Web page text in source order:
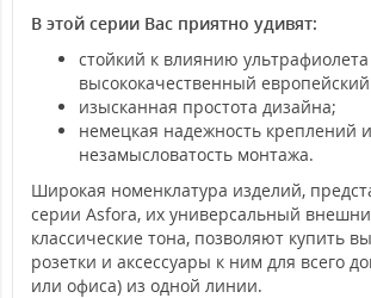
В этой серии Вас приятно удивят:
стойкий к влиянию ультрафиолета
высококачественный
изысканная простота дизайна;
немецкая надежность креплений и
незамысловатость монтажа.
Широкая номенклатура изделий,
серии Asfora, их универсальный
классические тона, позволяют купить
розетки и аксессуары к ним для всего
или офиса) из одной линии.